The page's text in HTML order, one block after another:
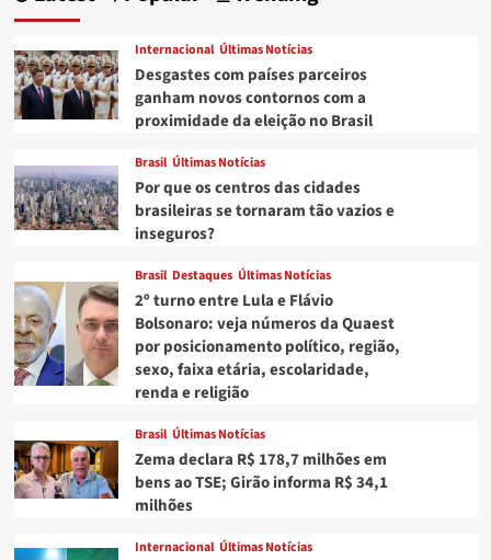
Internacional Últimas Notícias
Desgastes com países parceiros
ganham novos contornos com a
proximidade da eleição no Brasil
Brasil Últimas Notícias
Por que os centros das cidades
brasileiras se tornaram tão vazios e
inseguros?
Brasil Destaques Últimas Notícias
2º turno entre Lula e Flávio
Bolsonaro: veja números da Quaest
por posicionamento político, região,
sexo, faixa etária, escolaridade,
renda e religião
Brasil Últimas Notícias
Zema declara R$ 178,7 milhões em
bens ao TSE; Girão informa R$ 34,1
milhões
Internacional Últimas Notícias